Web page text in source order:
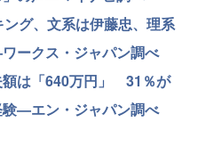
グ、文系は伊藤忠、理系
ークス・ジャパン調べ
額は「640万円」 31％が
—エン・ジャパン調べ